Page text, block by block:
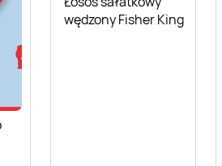
wędzony Fisher King